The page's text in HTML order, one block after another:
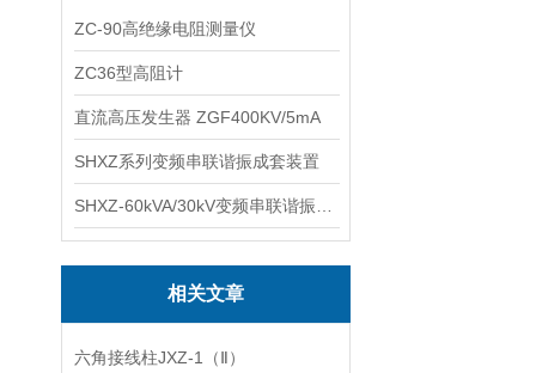
ZC-90高绝缘电阻测量仪
ZC36型高阻计
直流高压发生器 ZGF400KV/5mA
SHXZ系列变频串联谐振成套装置
相关文章
六角接线柱JXZ-1（Ⅱ）